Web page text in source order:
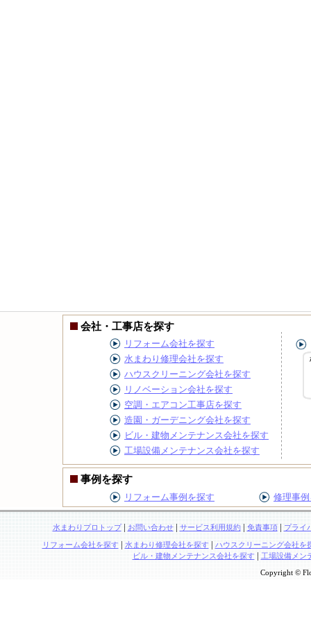
会社・工事店を探す
リフォーム会社を探す
水まわり修理会社を探す
ハウスクリーニング会社を探す
リノベーション会社を探す
空調・エアコン工事店を探す
造園・ガーデニング会社を探す
ビル・建物メンテナンス会社を探す
工場設備メンテナンス会社を探す
事例を探す
リフォーム事例を探す 修理事
水まわりプロトップ| お問い合わせ| サービス利用規約| 免責事項| プライ
リフォーム会社を探す | 水まわり修理会社を探す | ハウスクリーニング会社を
ビル・建物メンテナンス会社を探す| 工場設備メン
Copyright ©